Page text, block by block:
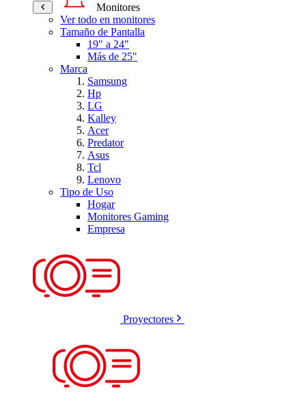
Monitores
Ver todo en monitores
Tamaño de Pantalla
19" a 24"
Más de 25"
Marca
Samsung
Hp
LG
Kalley
Acer
Predator
Asus
Tcl
Lenovo
Tipo de Uso
Hogar
Monitores Gaming
Empresa
Proyectores